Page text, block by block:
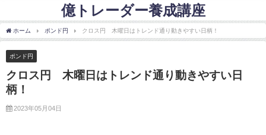
億トレーダー養成講座
ホーム ポンド円 クロス円 木曜日はトレンド通り動きやすい日柄！
ポンド円
クロス円 木曜日はトレンド通り動きやすい日
柄！
2023年05月04日